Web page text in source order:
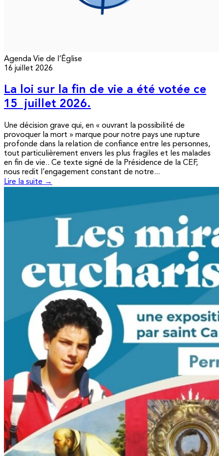
Agenda Vie de l’Église
16 juillet 2026
La loi sur la fin de vie a été votée ce
15 juillet 2026.
Une décision grave qui, en « ouvrant la possibilité de
provoquer la mort » marque pour notre pays une rupture
profonde dans la relation de confiance entre les personnes,
tout particulièrement envers les plus fragiles et les malades
en fin de vie.. Ce texte signé de la Présidence de la CEF,
nous redit l’engagement constant de notre...
Lire la suite →